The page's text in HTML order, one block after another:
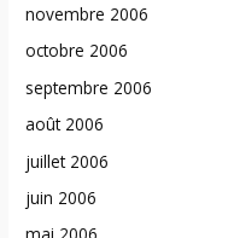
novembre 2006
octobre 2006
septembre 2006
août 2006
juillet 2006
juin 2006